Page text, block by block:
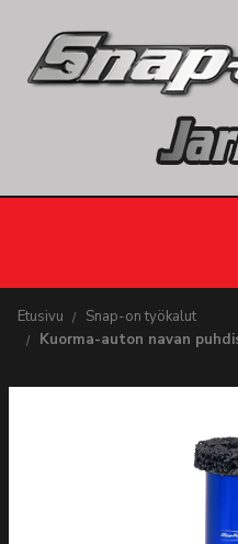
Etusivu
Snap-on työkalut
Kuorma-auton navan